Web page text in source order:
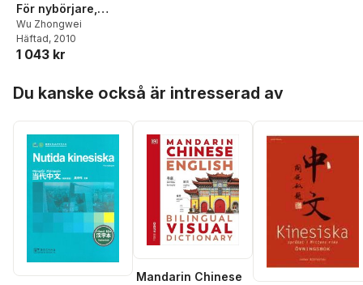
För nybörjare,
Teckenbok
(Kinesiska)
Wu Zhongwei
Häftad, 2010
1 043 kr
Du kanske också är intresserad av
Mandarin Chinese